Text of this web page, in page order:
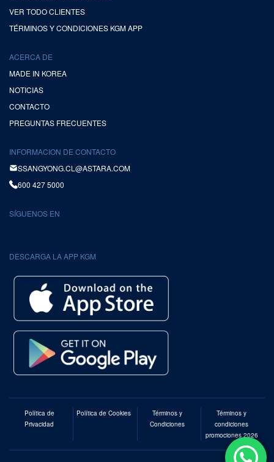
VER TODO CLIENTES
TÉRMINOS Y CONDICIONES KGM APP
ACERCA DE
MADE IN KOREA
NOTICIAS
CONTACTO
PREGUNTAS FRECUENTES
INFORMACION DE CONTACTO
SSANGYONG.CL@ASTARA.COM
600 427 5000
SÍGUENOS EN
DESCARGA LA APP KGM
Política de
Privacidad
Política de Cookies
Términos y
Condiciones
Términos y
condiciones
promociones 2026